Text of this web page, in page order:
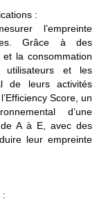
:
l’empreinte
Grâce à des
la consommation
utilisateurs et les
de leurs activités
Efficiency Score, un
d’une
A à E, avec des
leur empreinte
: